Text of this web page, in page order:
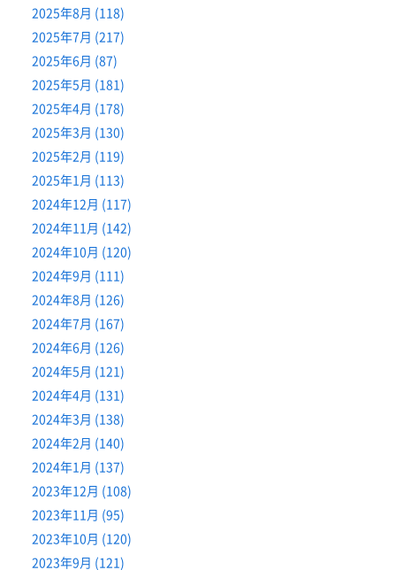
2025年8月 (118)
2025年7月 (217)
2025年6月 (87)
2025年5月 (181)
2025年4月 (178)
2025年3月 (130)
2025年2月 (119)
2025年1月 (113)
2024年12月 (117)
2024年11月 (142)
2024年10月 (120)
2024年9月 (111)
2024年8月 (126)
2024年7月 (167)
2024年6月 (126)
2024年5月 (121)
2024年4月 (131)
2024年3月 (138)
2024年2月 (140)
2024年1月 (137)
2023年12月 (108)
2023年11月 (95)
2023年10月 (120)
2023年9月 (121)